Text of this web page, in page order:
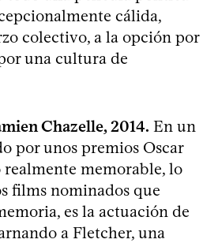
cálida,
colectivo, a la opción por
una cultura de
Chazelle, 2014. En un
por unos premios Oscar
memorable, lo
films nominados que
es la actuación de
a Fletcher, una